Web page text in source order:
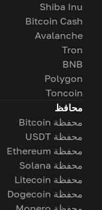
Shiba Inu
Bitcoin Cash
Avalanche
Tron
BNB
Polygon
Toncoin
محافظ
محفظة Bitcoin
محفظة USDT
محفظة Ethereum
محفظة Solana
محفظة Litecoin
محفظة Dogecoin